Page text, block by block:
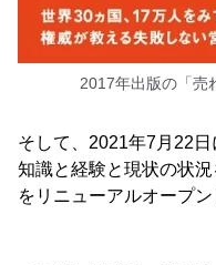
2017年出版の「売
そして、2021年7月22
知識と経験と現状の状
をリニューアルオープン